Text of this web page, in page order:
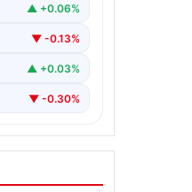
▲ +0.06%
▼ -0.13%
▲ +0.03%
▼ -0.30%